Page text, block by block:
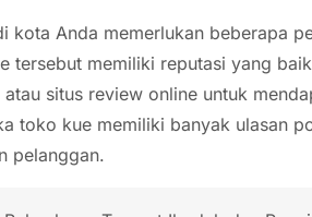
kota Anda memerlukan beberapa
tersebut memiliki reputasi yang
situs review online untuk
toko kue memiliki banyak ulasan
pelanggan.